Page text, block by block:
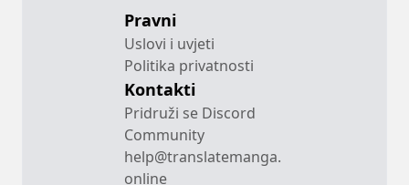
Pravni
Uslovi i uvjeti
Politika privatnosti
Kontakti
Pridruži se Discord
Community
help@translatemanga.
online